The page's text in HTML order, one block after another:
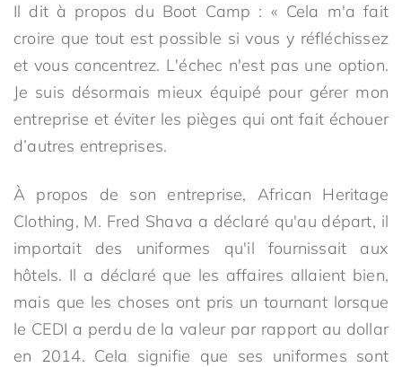
Il dit à propos du Boot Camp : « Cela m'a fait
croire que tout est possible si vous y réfléchissez
et vous concentrez. L'échec n'est pas une option.
Je suis désormais mieux équipé pour gérer mon
entreprise et éviter les pièges qui ont fait échouer
d’autres entreprises.
À propos de son entreprise, African Heritage
Clothing, M. Fred Shava a déclaré qu'au départ, il
importait des uniformes qu'il fournissait aux
hôtels. Il a déclaré que les affaires allaient bien,
mais que les choses ont pris un tournant lorsque
le CEDI a perdu de la valeur par rapport au dollar
en 2014. Cela signifie que ses uniformes sont